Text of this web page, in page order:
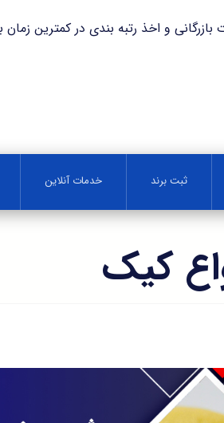
و اخذ رتبه بندی در کمترین زمان با ثبت کریم خان
ثبت برند خدمات آنلاین
کیک